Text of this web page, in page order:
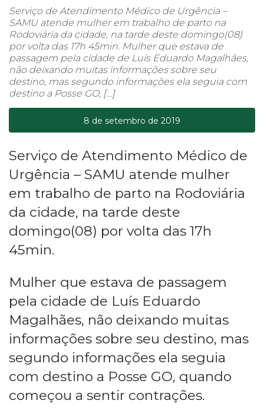
Serviço de Atendimento Médico de Urgência –
SAMU atende mulher em trabalho de parto na
Rodoviária da cidade, na tarde deste domingo(08)
por volta das 17h 45min. Mulher que estava de
passagem pela cidade de Luís Eduardo Magalhães,
não deixando muitas informações sobre seu
destino, mas segundo informações ela seguia com
destino a Posse GO, […]
8 de setembro de 2019
Serviço de Atendimento Médico de
Urgência – SAMU atende mulher
em trabalho de parto na Rodoviária
da cidade, na tarde deste
domingo(08) por volta das 17h
45min.
Mulher que estava de passagem
pela cidade de Luís Eduardo
Magalhães, não deixando muitas
informações sobre seu destino, mas
segundo informações ela seguia
com destino a Posse GO, quando
começou a sentir contrações.